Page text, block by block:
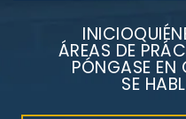
INICIO
ÁREAS DE
PÓNGASE
SE